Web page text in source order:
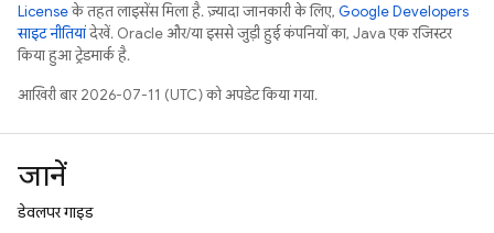
Licenseके तहत लाइसेंस मिला है. ज़्यादा जानकारी के लिए, Google Developers
साइट नीतियांदेखें. Oracle और/या इससे जुड़ी हुई कंपनियों का, Java एक रजिस्टर
किया हुआ ट्रेडमार्क है.
आखिरी बार 2026-07-11 (UTC) को अपडेट किया गया.
जानें
डेवलपर गाइड